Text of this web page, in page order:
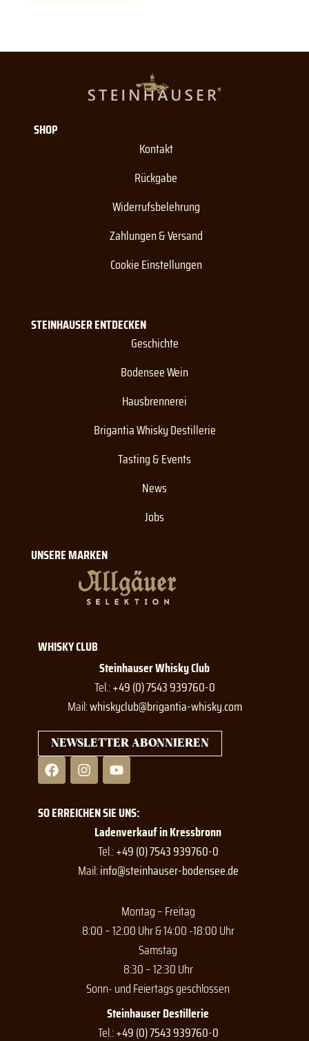
STEINHAUSER ENTDECKEN
Geschichte
Bodensee Wein
Hausbrennerei
Brigantia Whisky Destillerie
Tasting & Events
News
Jobs
UNSERE MARKEN
SHOP
Kontakt
Rückgabe
Widerrufsbelehrung
Zahlungen & Versand
Cookie Einstellungen
WHISKY CLUB
Steinhauser Whisky Club
Tel.:+49 (0) 7543 939760-0
Mail:whiskyclub@brigantia-whisky.com
NEWSLETTER ABONNIEREN
F
a
c
e
b
I
n
s
t
a
m
Y
o
u
t
u
b
e
SO ERREICHEN SIE UNS:
Ladenverkauf in Kressbronn
Tel.:+49 (0) 7543 939760-0
Mail:info@steinhauser-bodensee.de
Montag – Freitag
8:00 – 12:00 Uhr & 14:00 -18:00 Uhr
Samstag
8:30 – 12:30 Uhr
Sonn- und Feiertags geschlossen
Steinhauser Destillerie
Tel.:+49 (0) 7543 939760-0